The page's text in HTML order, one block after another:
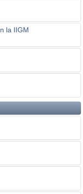
la IIGM